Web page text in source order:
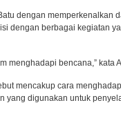
dengan memperkenalkan
dengan berbagai kegiatan
menghadapi bencana,” kata
mencakup cara
yang digunakan untuk